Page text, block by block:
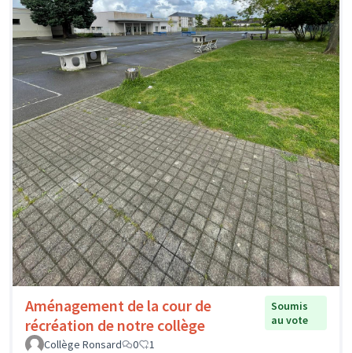
Aménagement de la cour de
récréation de notre collège
Soumis
au vote
Collège Ronsard
0 1